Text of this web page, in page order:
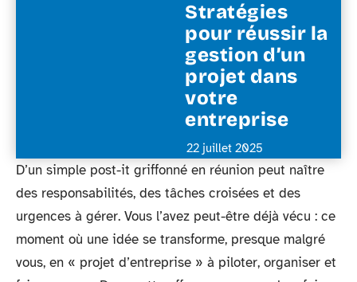
Stratégies
pour réussir la
gestion d’un
projet dans
votre
entreprise
22 juillet 2025
D’un simple post-it griffonné en réunion peut naître
des responsabilités, des tâches croisées et des
urgences à gérer. Vous l’avez peut-être déjà vécu : ce
moment où une idée se transforme, presque malgré
vous, en « projet d’entreprise » à piloter, organiser et